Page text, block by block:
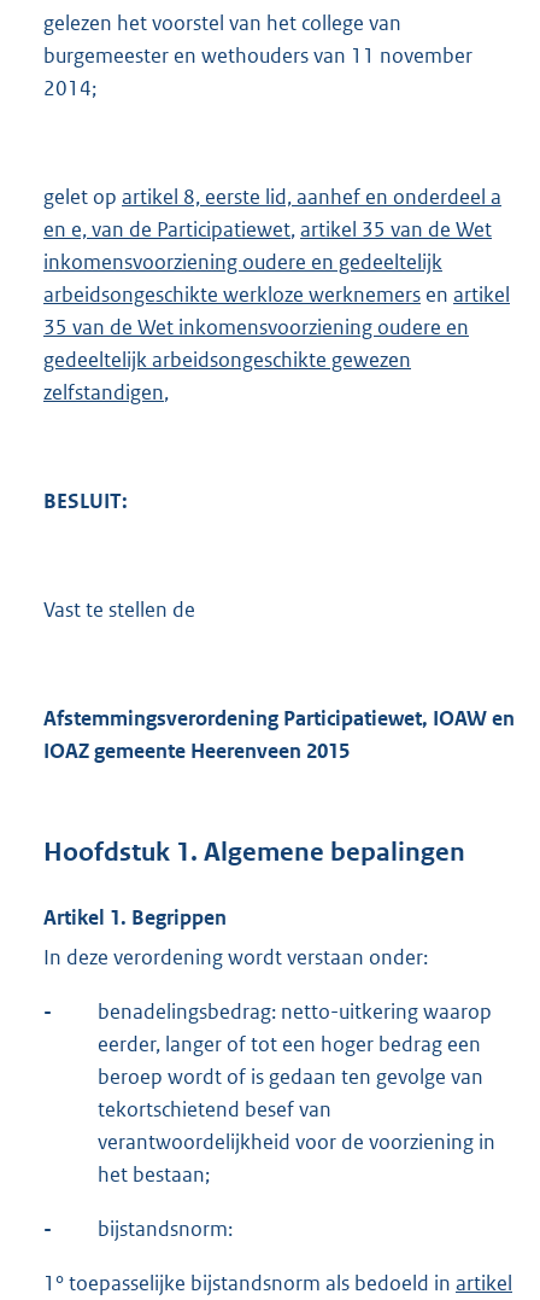
gelezen het voorstel van het college van
burgemeester en wethouders van 11 november
2014;
gelet op artikel 8, eerste lid, aanhef en onderdeel a
en e, van de Participatiewet,artikel 35 van de Wet
inkomensvoorziening oudere en gedeeltelijk
arbeidsongeschikte werkloze werknemers en artikel
35 van de Wet inkomensvoorziening oudere en
gedeeltelijk arbeidsongeschikte gewezen
zelfstandigen,
BESLUIT:
Vast te stellen de
Afstemmingsverordening Participatiewet, IOAW en
IOAZ gemeente Heerenveen 2015
Hoofdstuk 1. Algemene bepalingen
Artikel 1. Begrippen
In deze verordening wordt verstaan onder:
-
benadelingsbedrag: netto-uitkering waarop
eerder, langer of tot een hoger bedrag een
beroep wordt of is gedaan ten gevolge van
tekortschietend besef van
verantwoordelijkheid voor de voorziening in
het bestaan;
- bijstandsnorm:
1° toepasselijke bijstandsnorm als bedoeld in artikel